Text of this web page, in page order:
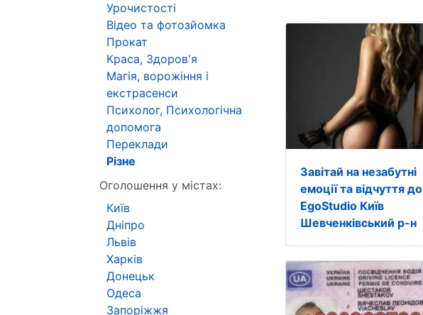
Завітай на незабутні
емоції та відчуття до
EgoStudio Київ
Шевченківський р-н
Урочистості
Відео та фотозйомка
Прокат
Краса, Здоров'я
Магія, ворожіння і
екстрасенси
Психолог, Психологічна
допомога
Переклади
Різне
Оголошення у містах:
Київ
Дніпро
Львів
Харків
Донецьк
Одеса
Запоріжжя